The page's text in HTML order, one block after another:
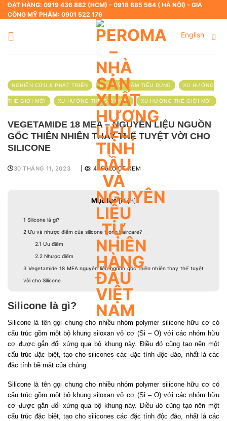
Skip
to
content
ĐẶT HÀNG: 0919 436 882 (HCM) - 0918 885 564 ( HÀ NỘI) - GIA
CÔNG MỸ PHẨM: 0901 522 176
English
NGHIÊN CỨU & PHÁT TRIỂN , R&D MỸ PHẨM TIÊU DÙNG , XU HƯỚNG
THẾ GIỚI MỚI , XU HƯỚNG THẾ GIỚI MỚI , XU HƯỚNG THẾ GIỚI MỚI
VEGETAMIDE 18 MEA – NGUYÊN LIỆU NGUỒN
GỐC THIÊN NHIÊN THAY THẾ TUYỆT VỜI CHO
SILICONE
30 THÁNG 11, 2023 4256LƯỢT XEM
Mục lục [Hiện]
1 Silicone là gì?
2 Ưu và nhược điểm của silicone trong haircare?
2.1 Ưu điểm
2.2Nhược điểm
3 Vegetamide 18 MEA nguyên liệu nguồn gốc thiên nhiên thay thế tuyệt
vời cho Silicone
Silicone là gì?
Silicone là tên gọi chung cho nhiều nhóm polymer silicone hữu cơ có
cấu trúc gồm một bộ khung siloxan vô cơ (Si – O) với các nhóm hữu
cơ được gắn đối xứng qua bộ khung này. Điều đó cũng tạo nên một
cấu trúc đặc biệt, tạo cho silicones các đặc tính độc đáo, nhất là các
đặc tính bề mặt của chúng.
Silicone là tên gọi chung cho nhiều nhóm polymer silicone hữu cơ có
cấu trúc gồm một bộ khung siloxan vô cơ (Si – O) với các nhóm hữu
cơ được gắn đối xứng qua bộ khung này. Điều đó cũng tạo nên một
cấu trúc đặc biệt, tạo cho silicones các đặc tính độc đáo, nhất là các